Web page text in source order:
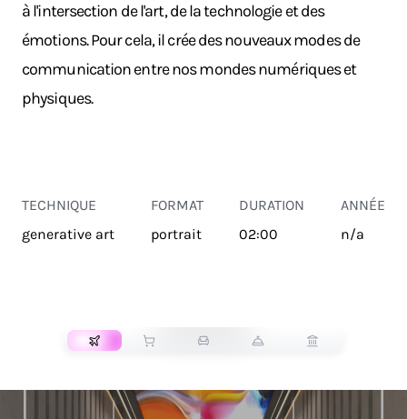
à l'intersection de l'art, de la technologie et des
émotions. Pour cela, il crée des nouveaux modes de
communication entre nos mondes numériques et
physiques.
TECHNIQUE
generative art
FORMAT
portrait
DURATION
02:00
ANNÉE
n/a